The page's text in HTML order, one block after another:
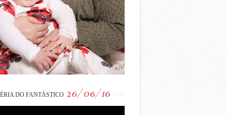
DO FANTÁSTICO 26/06/16